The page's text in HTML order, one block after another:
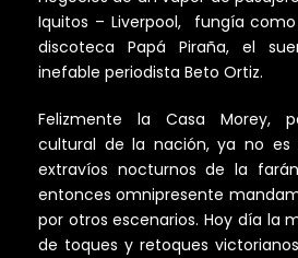
Iquitos – Liverpool, fungía
discoteca Papá Piraña, el
inefable periodista Beto Ortiz.
Felizmente la Casa Morey,
cultural de la nación, ya no es
extravíos nocturnos de la
entonces omnipresente
por otros escenarios. Hoy día la
de toques y retoques